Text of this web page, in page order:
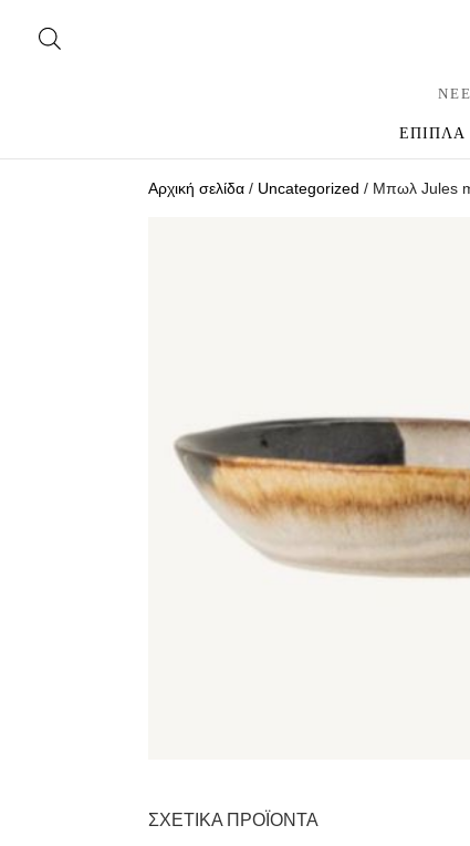
ΕΠΙΠΛΑ
Αρχική σελίδα / Uncategorized / Μπωλ Jules
ΣΧΕΤΙΚΆ ΠΡΟΪΌΝΤΑ